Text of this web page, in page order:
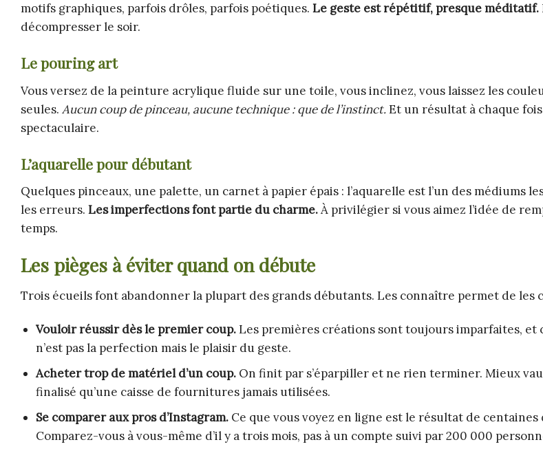
motifs graphiques, parfois drôles, parfois poétiques. Le geste est répétitif, presque méditatif.
décompresser le soir.
Le pouring art
Vous versez de la peinture acrylique fluide sur une toile, vous inclinez, vous laissez les
seules. Aucun coup de pinceau, aucune technique : que de l’instinct.Et un résultat à chaque
spectaculaire.
L’aquarelle pour débutant
Quelques pinceaux, une palette, un carnet à papier épais : l’aquarelle est l’un des médiums
les erreurs. Les imperfections font partie du charme.À privilégier si vous aimez l’idée de
temps.
Les pièges à éviter quand on débute
Trois écueils font abandonner la plupart des grands débutants. Les connaître permet de les
Vouloir réussir dès le premier coup.Les premières créations sont toujours imparfaites, et
n’est pas la perfection mais le plaisir du geste.
Acheter trop de matériel d’un coup. On finit par s’éparpiller et ne rien terminer. Mieux
finalisé qu’une caisse de fournitures jamais utilisées.
Se comparer aux pros d’Instagram. Ce que vous voyez en ligne est le résultat de centaines
Comparez-vous à vous-même d’il y a trois mois, pas à un compte suivi par 200 000